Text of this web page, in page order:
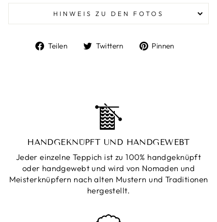
HINWEIS ZU DEN FOTOS
Teilen
Auf
Twittern
Auf
Pinnen
HANDGEKNÜPFT UND HANDGEWEBT
Jeder einzelne Teppich ist zu 100% handgeknüpft
oder handgewebt und wird von Nomaden und
Meisterknüpfern nach alten Mustern und Traditionen
hergestellt.